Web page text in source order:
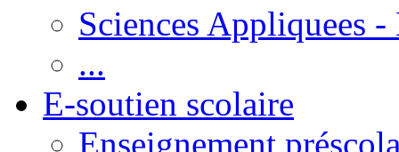
Sciences Appliquees
...
E-soutien scolaire